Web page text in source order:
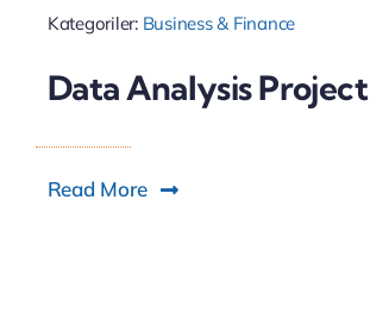
Kategoriler: Business & Finance
Data Analysis Project
Read More